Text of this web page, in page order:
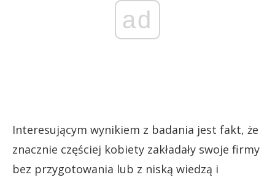
ad
Interesującym wynikiem z badania jest fakt, że
znacznie częściej kobiety zakładały swoje firmy
bez przygotowania lub z niską wiedzą i